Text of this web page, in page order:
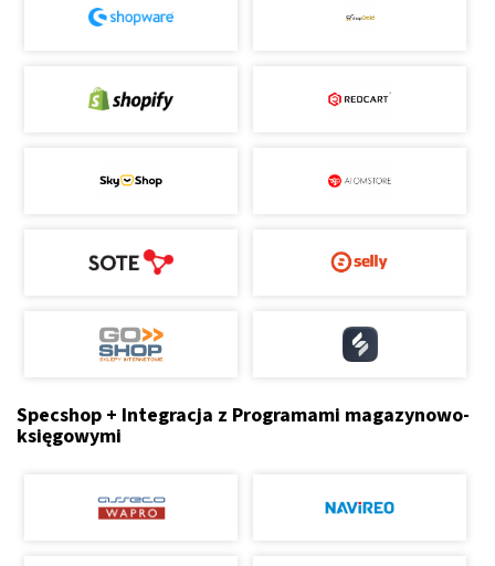
Specshop + Integracja z Programami magazynowo-
księgowymi